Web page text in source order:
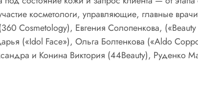
косметологи, управляющие, главные
Cosmetology), Евгения Солопенкова, («Beauty
(«Idol Face»), Ольга Болтенкова («Aldo
и Конина Виктория (44Beauty), Руденко